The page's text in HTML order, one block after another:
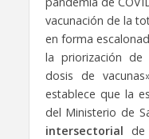
vacunación de la
en forma
la priorización
dosis de
establece que la
del Ministerio de
intersectorial de